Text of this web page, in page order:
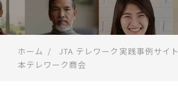
ホーム JTA テレワーク実践事例サイト
本テレワーク商会